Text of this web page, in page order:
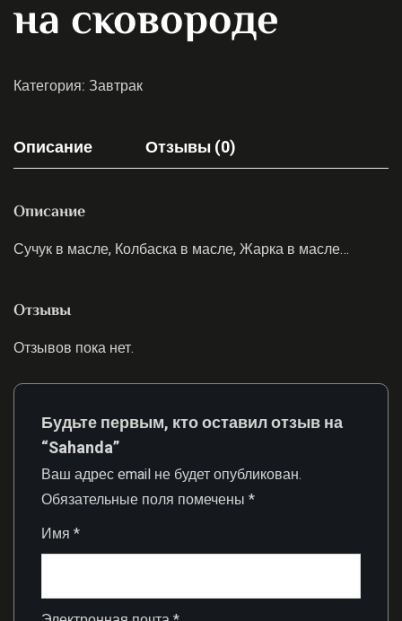
на сковороде
Категория: Завтрак
Описание Отзывы (0)
Описание
Сучук в масле, Колбаска в масле, Жарка в масле…
Отзывы
Отзывов пока нет.
Будьте первым, кто оставил отзыв на
“Sahanda”
Ваш адрес email не будет опубликован.
Обязательные поля помечены *
Имя *